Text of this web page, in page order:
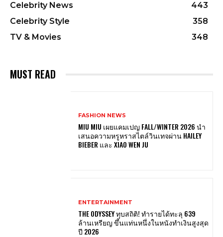
Celebrity News
443
Celebrity Style
358
TV & Movies
348
MUST READ
FASHION NEWS
MIU MIU เผยแคมเปญ FALL/WINTER 2026 นำ
เสนอความหรูหราสไตล์วินเทจผ่าน HAILEY
BIEBER และ XIAO WEN JU
ENTERTAINMENT
THE ODYSSEY ทุบสถิติ! ทำรายได้ทะลุ 639
ล้านเหรียญ ขึ้นแท่นหนึ่งในหนังทำเงินสูงสุด
ปี 2026